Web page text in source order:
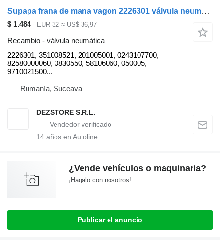
Supapa frana de mana vagon 2226301 válvula neumática para Krone remolque
$ 1.484 EUR 32 ≈ US$ 36,97
Recambio - válvula neumática
2226301, 351008521, 201005001, 0243107700,
82580000060, 0830550, 58106060, 050005,
9710021500...
Rumanía, Suceava
DEZSTORE S.R.L.
14 años en Autoline
¿Vende vehículos o maquinaria?
¡Hagalo con nosotros!
Publicar el anuncio